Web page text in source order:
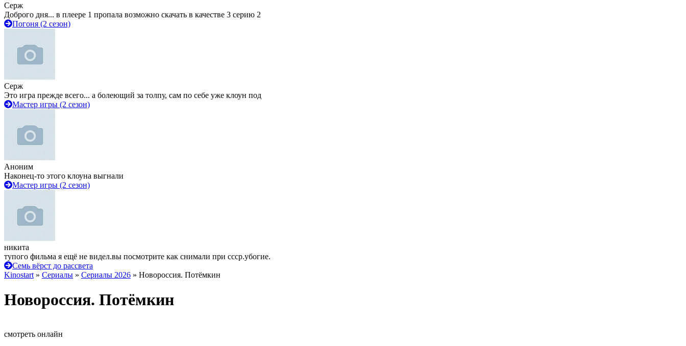
Серж
Доброго дня... в плеере 1 пропала возможно скачать в качестве 3 серию 2
Погоня (2 сезон)
Серж
Это игра прежде всего... а болеющий за толпу, сам по себе уже клоун под
Мастер игры (2 сезон)
Аноним
Наконец-то этого клоуна выгнали
Мастер игры (2 сезон)
никита
тупого фильма я ещё не видел.вы посмотрите как снимали при ссср.убогие.
Семь вёрст до рассвета
Kinostart » Сериалы » Сериалы 2026 » Новороссия. Потёмкин
Новороссия. Потёмкин
смотреть онлайн